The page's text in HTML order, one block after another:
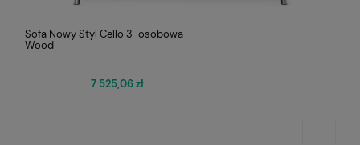
Sofa Nowy Styl Cello 3-osobowa
Wood
7 525,06 zł